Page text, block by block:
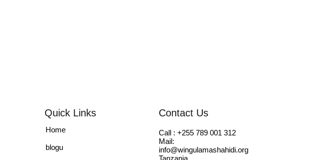
Quick Links
Home
blogu
Contact Us
Call : +255 789 001 312
Mail:
info@wingulamashahidi.org
Tanzania